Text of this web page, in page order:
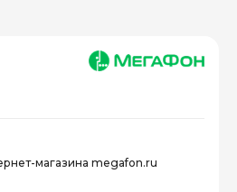
магазина megafon.ru